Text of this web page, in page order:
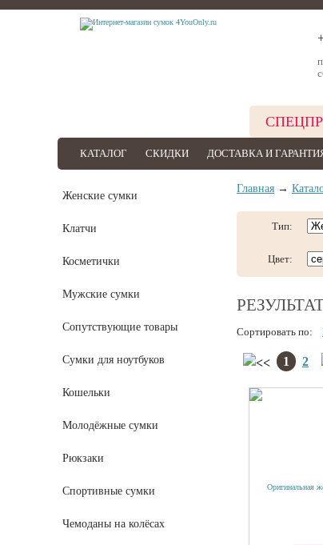
КАТАЛОГ СКИДКИ ДОСТАВКА И
Женские сумки
Клатчи
Косметички
Мужские сумки
Сопутствующие товары
Сумки для ноутбуков
Кошельки
Молодёжные сумки
Рюкзаки
Спортивные сумки
Чемоданы на колёсах
Главная →
Тип:
Цвет:
Сортировать по:
1 2